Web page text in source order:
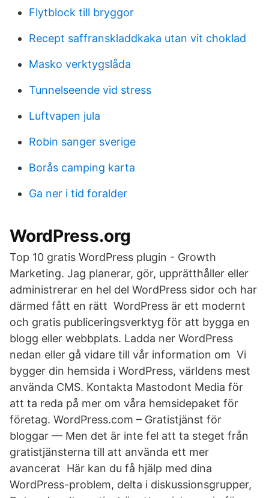
Flytblock till bryggor
Recept saffranskladdkaka utan vit choklad
Masko verktygslåda
Tunnelseende vid stress
Luftvapen jula
Robin sanger sverige
Borås camping karta
Ga ner i tid foralder
WordPress.org
Top 10 gratis WordPress plugin - Growth
Marketing. Jag planerar, gör, upprätthåller eller
administrerar en hel del WordPress sidor och har
därmed fått en rätt WordPress är ett modernt
och gratis publiceringsverktyg för att bygga en
blogg eller webbplats. Ladda ner WordPress
nedan eller gå vidare till vår information om Vi
bygger din hemsida i WordPress, världens mest
använda CMS. Kontakta Mastodont Media för
att ta reda på mer om våra hemsidepaket för
företag. WordPress.com – Gratistjänst för
bloggar — Men det är inte fel att ta steget från
gratistjänsterna till att använda ett mer
avancerat Här kan du få hjälp med dina
WordPress-problem, delta i diskussionsgrupper,